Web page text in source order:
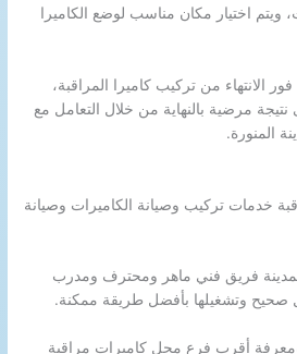
ويتم اختيار مكان مناسب لوضع الكاميرا
الانتهاء من تركيب كاميرا المراقبة،
مرضية بالنهاية من خلال التعامل مع
المنورة.
خدمات تركيب وصيانة الكاميرات وصيانة
فريق فني ماهر ومحترف ومدرب
صحيح وتشغيلها بأفضل طريقة ممكنة.
أقرب فرع محل كاميرات مراقبة